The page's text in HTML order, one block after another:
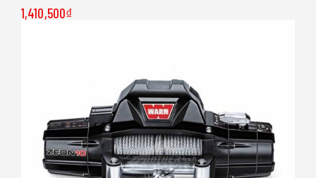
1,410,500₫